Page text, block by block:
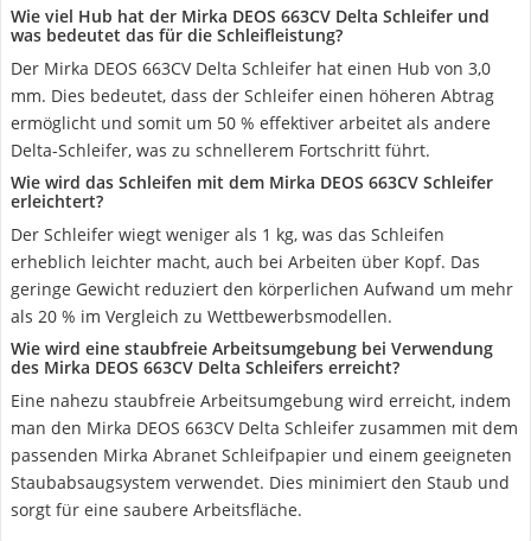
Wie viel Hub hat der Mirka DEOS 663CV Delta Schleifer und
was bedeutet das für die Schleifleistung?
Der Mirka DEOS 663CV Delta Schleifer hat einen Hub von 3,0
mm. Dies bedeutet, dass der Schleifer einen höheren Abtrag
ermöglicht und somit um 50 % effektiver arbeitet als andere
Delta-Schleifer, was zu schnellerem Fortschritt führt.
Wie wird das Schleifen mit dem Mirka DEOS 663CV Schleifer
erleichtert?
Der Schleifer wiegt weniger als 1 kg, was das Schleifen
erheblich leichter macht, auch bei Arbeiten über Kopf. Das
geringe Gewicht reduziert den körperlichen Aufwand um mehr
als 20 % im Vergleich zu Wettbewerbsmodellen.
Wie wird eine staubfreie Arbeitsumgebung bei Verwendung
des Mirka DEOS 663CV Delta Schleifers erreicht?
Eine nahezu staubfreie Arbeitsumgebung wird erreicht, indem
man den Mirka DEOS 663CV Delta Schleifer zusammen mit dem
passenden Mirka Abranet Schleifpapier und einem geeigneten
Staubabsaugsystem verwendet. Dies minimiert den Staub und
sorgt für eine saubere Arbeitsfläche.